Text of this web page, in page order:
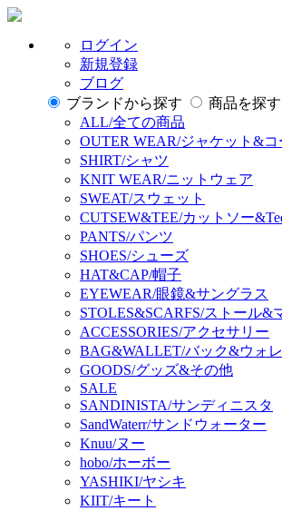
ログイン
新規登録
ブログ
ブランドから探す
商品を探す
ALL/全ての商品
OUTER WEAR/ジャケット&コ
SHIRT/シャツ
KNIT WEAR/ニットウェア
SWEAT/スウェット
CUTSEW&TEE/カットソー
PANTS/パンツ
SHOES/シューズ
HAT&CAP/帽子
EYEWEAR/眼鏡&サングラス
STOLES&SCARFS/ストール&
ACCESSORIES/アクセサリー
BAG&WALLET/バック&ウォ
GOODS/グッズ&その他
SALE
SANDINISTA/サンディニスタ
SandWaterr/サンドウォーター
Knuu/ヌー
hobo/ホーボー
YASHIKI/ヤシキ
KIIT/キート